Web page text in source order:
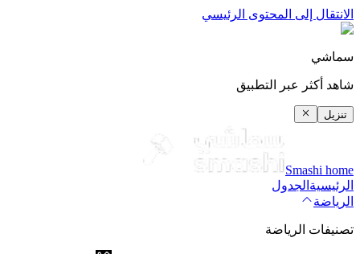
الانتقال إلى المحتوى الرئيسي
سماشي
شاهد أكثر عبر التطبيق
تنزيل
Smashi home
الرئيسية الجدول
الرياضة
تصنيفات الرياضة